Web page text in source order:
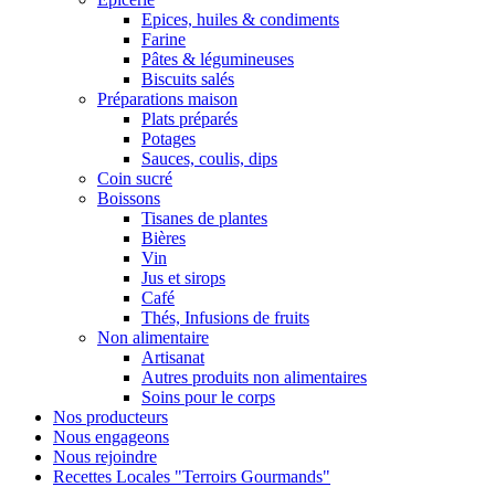
Epices, huiles & condiments
Farine
Pâtes & légumineuses
Biscuits salés
Préparations maison
Plats préparés
Potages
Sauces, coulis, dips
Coin sucré
Boissons
Tisanes de plantes
Bières
Vin
Jus et sirops
Café
Thés, Infusions de fruits
Non alimentaire
Artisanat
Autres produits non alimentaires
Soins pour le corps
Nos producteurs
Nous engageons
Nous rejoindre
Recettes Locales "Terroirs Gourmands"